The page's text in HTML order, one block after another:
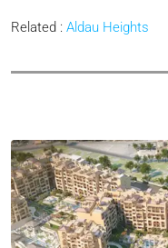
Related : Aldau Heights